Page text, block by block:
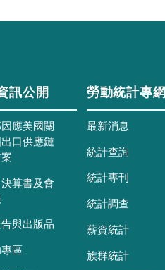
訊公開
應美國關
口供應鏈
算書及會
與出版品
區
勞動統計專網
最新消息
統計查詢
統計專刊
統計調查
薪資統計
族群統計